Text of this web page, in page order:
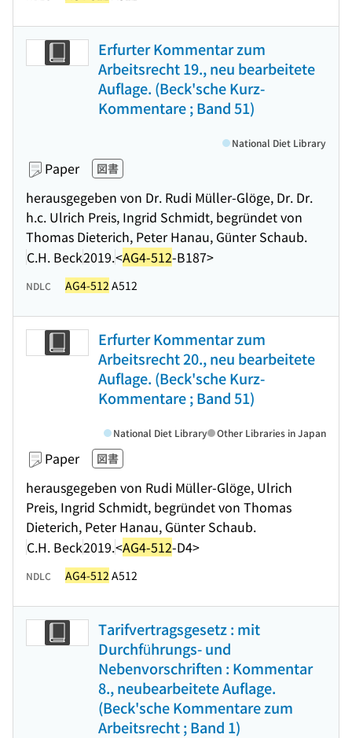
Erfurter Kommentar zum
Arbeitsrecht 19., neu bearbeitete
Auflage. (Beck'sche Kurz-
Kommentare ; Band 51)
Paper 図書
herausgegeben von Dr. Rudi Müller-Glöge, Dr. Dr.
h.c. Ulrich Preis, Ingrid Schmidt, begründet von
Thomas Dieterich, Peter Hanau, Günter Schaub.
C.H. Beck2019.<AG4-512-B187>
National Diet Library
NDLC AG4-512 A512
Erfurter Kommentar zum
Arbeitsrecht 20., neu bearbeitete
Auflage. (Beck'sche Kurz-
Kommentare ; Band 51)
Paper 図書
herausgegeben von Rudi Müller-Glöge, Ulrich
Preis, Ingrid Schmidt, begründet von Thomas
Dieterich, Peter Hanau, Günter Schaub.
C.H. Beck2019.<AG4-512-D4>
National Diet Library Other Libraries in Japan
NDLC AG4-512 A512
Tarifvertragsgesetz : mit
Durchführungs- und
Nebenvorschriften : Kommentar
8., neubearbeitete Auflage.
(Beck'sche Kommentare zum
Arbeitsrecht ; Band 1)